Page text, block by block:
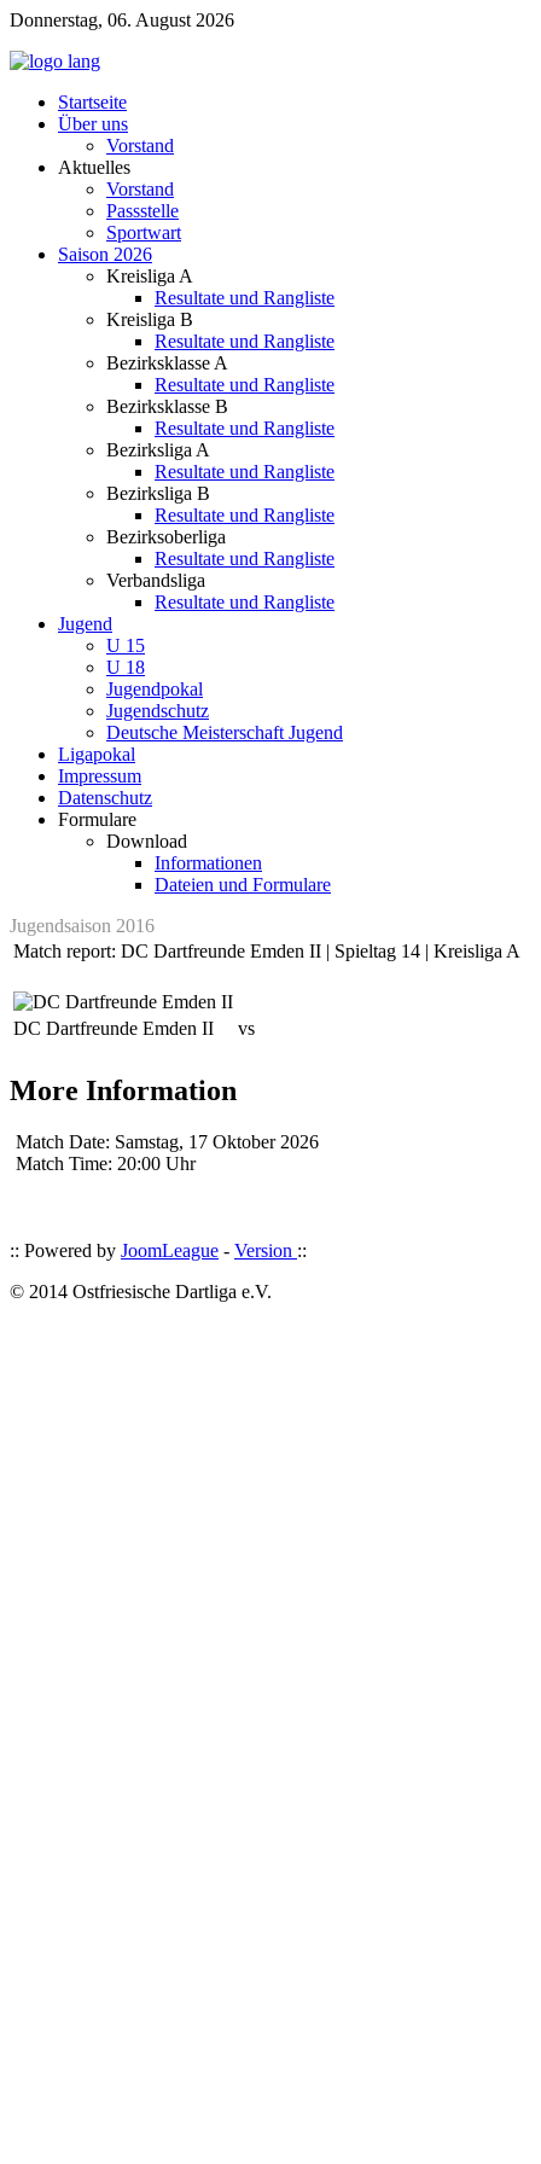
Donnerstag, 06. August 2026
Startseite
Über uns
Vorstand
Aktuelles
Vorstand
Passstelle
Sportwart
Saison 2026
Kreisliga A
Resultate und Rangliste
Kreisliga B
Resultate und Rangliste
Bezirksklasse A
Resultate und Rangliste
Bezirksklasse B
Resultate und Rangliste
Bezirksliga A
Resultate und Rangliste
Bezirksliga B
Resultate und Rangliste
Bezirksoberliga
Resultate und Rangliste
Verbandsliga
Resultate und Rangliste
Jugend
U 15
U 18
Jugendpokal
Jugendschutz
Deutsche Meisterschaft Jugend
Ligapokal
Impressum
Datenschutz
Formulare
Download
Informationen
Dateien und Formulare
Jugendsaison 2016
Match report: DC Dartfreunde Emden II | Spieltag 14 | Kreisliga A
DC Dartfreunde Emden II vs
More Information
Match Date: Samstag, 17 Oktober 2026
Match Time: 20:00 Uhr
:: Powered by JoomLeague - Version ::
© 2014 Ostfriesische Dartliga e.V.